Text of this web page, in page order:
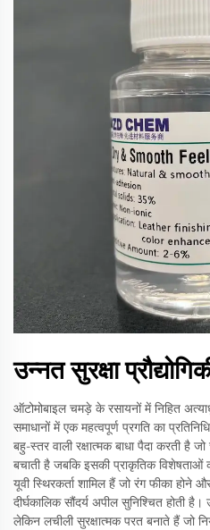
उन्नत सुरक्षा
ऑटोमोबाइल चमड़े के रसायनों में निहित
समाधानों में एक महत्वपूर्ण प्रगति का
बहु-स्तर वाली रक्षात्मक बाधा पैदा करती है
बचाती है जबकि इसकी प्राकृतिक विशेषताओं
यूवी स्थिरकर्ता शामिल हैं जो रंग फीका होने
दीर्घकालिक सौंदर्य अपील सुनिश्चित होती
लेकिन लचीली सुरक्षात्मक परत बनाते हैं जो